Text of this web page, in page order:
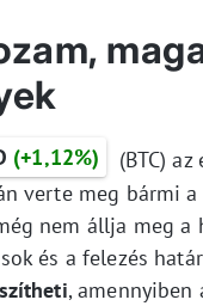
(+1,12%)
(BTC)
verte meg bármi
nem állja meg
és a felezés
,